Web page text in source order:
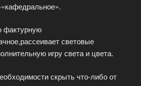
фактурную
световые
игру света и цвета.
скрыть что-либо от